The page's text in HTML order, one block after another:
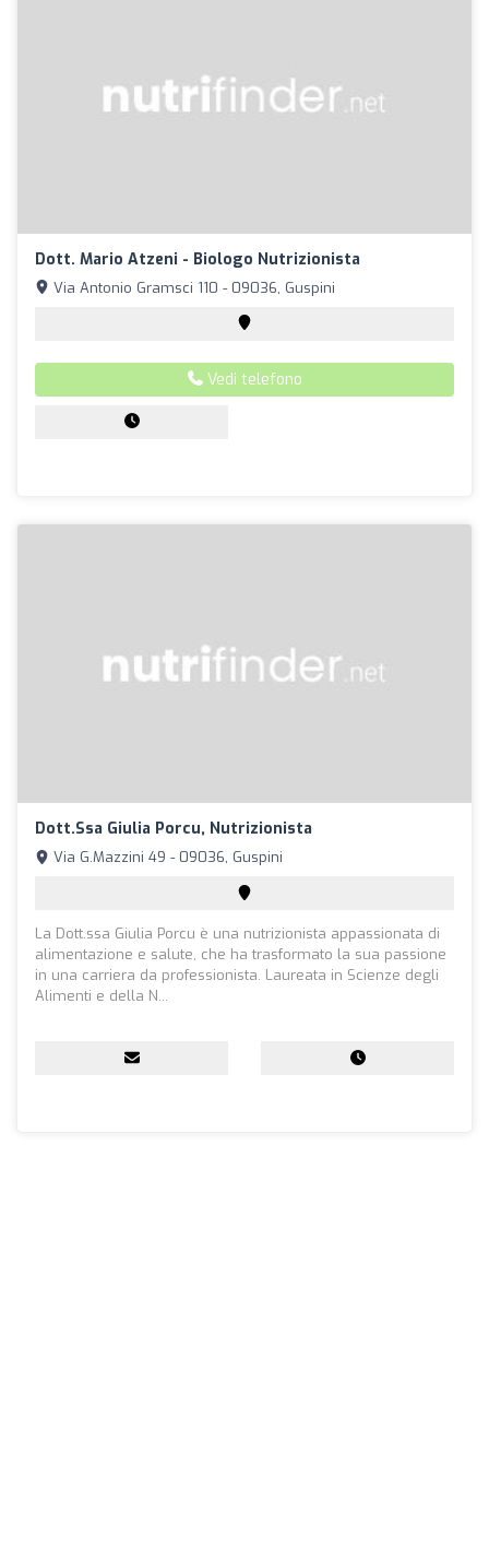
Dott. Mario Atzeni - Biologo Nutrizionista
Via Antonio Gramsci 110 - 09036, Guspini
Vedi telefono
Dott.ssa Giulia Porcu, Nutrizionista
Via G.Mazzini 49 - 09036, Guspini
La Dott.ssa Giulia Porcu è una nutrizionista appassionata di
alimentazione e salute, che ha trasformato la sua passione
in una carriera da professionista. Laureata in Scienze degli
Alimenti e della N...